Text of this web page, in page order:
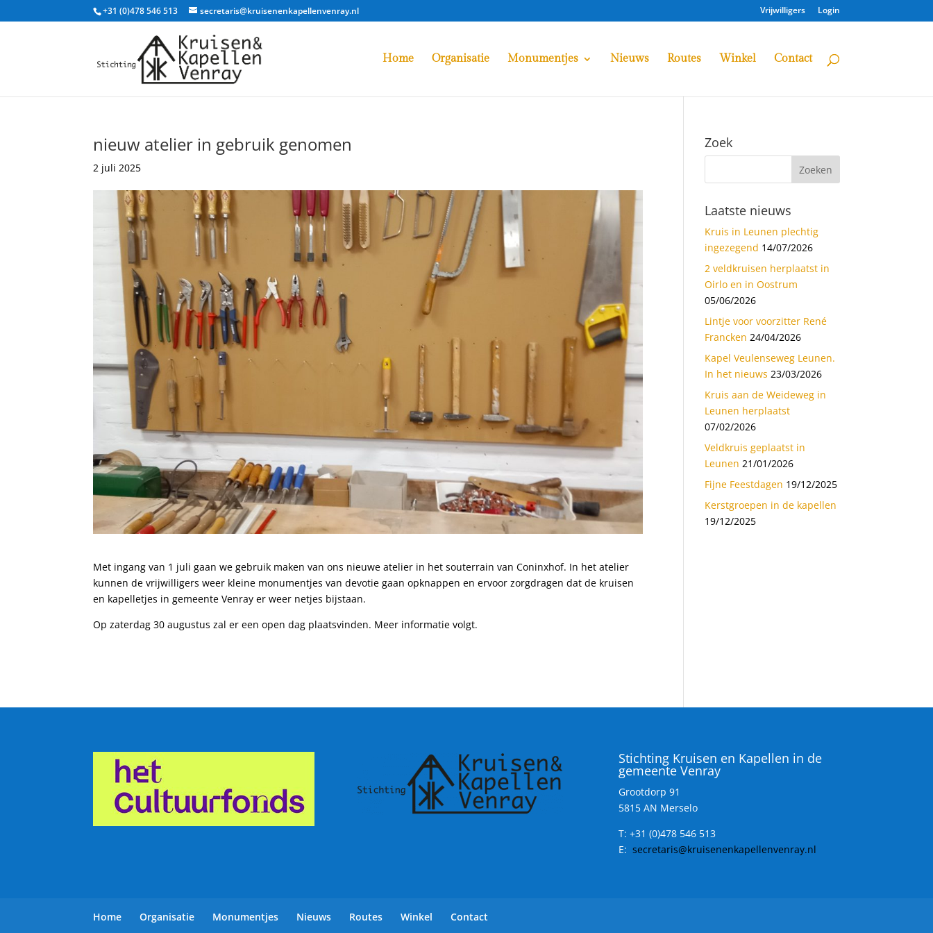
+31 (0)478 546 513 secretaris@kruisenenkapellenvenray.nl Vrijwilligers Login
Home Organisatie Monumentjes Nieuws Routes Winkel Contact
nieuw atelier in gebruik genomen
2 juli 2025
Met ingang van 1 juli gaan we gebruik maken van ons nieuwe atelier in het souterrain van Coninxhof. In het atelier
kunnen de vrijwilligers weer kleine monumentjes van devotie gaan opknappen en ervoor zorgdragen dat de kruisen
en kapelletjes in gemeente Venray er weer netjes bijstaan.
Op zaterdag 30 augustus zal er een open dag plaatsvinden. Meer informatie volgt.
Zoek
Laatste nieuws
Kruis in Leunen plechtig
ingezegend 14/07/2026
2 veldkruisen herplaatst in
Oirlo en in Oostrum
05/06/2026
Lintje voor voorzitter René
Francken 24/04/2026
Kapel Veulenseweg Leunen.
In het nieuws 23/03/2026
Kruis aan de Weideweg in
Leunen herplaatst
07/02/2026
Veldkruis geplaatst in
Leunen 21/01/2026
Fijne Feestdagen 19/12/2025
Kerstgroepen in de kapellen
19/12/2025
Stichting Kruisen en Kapellen in de
gemeente Venray
Grootdorp 91
5815 AN Merselo
T: +31 (0)478 546 513
E: secretaris@kruisenenkapellenvenray.nl
Home Organisatie Monumentjes Nieuws Routes Winkel Contact